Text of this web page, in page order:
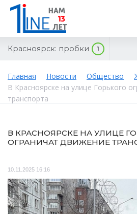
Красноярск: пробки 1
Главная Новости Общество
В Красноярске на улице Горького
транспорта
В КРАСНОЯРСКЕ НА УЛИЦЕ
ОГРАНИЧАТ ДВИЖЕНИЕ
10.11.2025 16:16